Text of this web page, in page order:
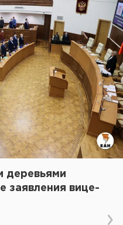
деревьями
заявления вице-